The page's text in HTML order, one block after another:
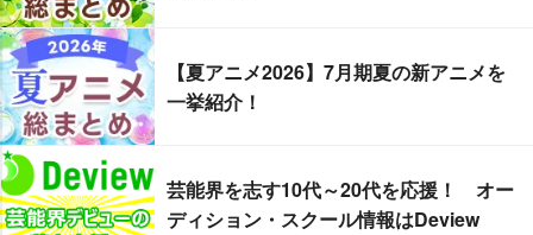
【夏アニメ2026】7月期夏の新アニメを
一挙紹介！
芸能界を志す10代～20代を応援！ オー
ディション・スクール情報はDeview